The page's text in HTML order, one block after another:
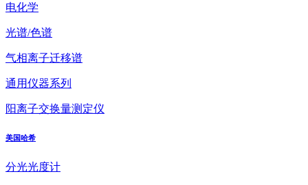
电化学
光谱/色谱
气相离子迁移谱
通用仪器系列
阳离子交换量测定仪
美国哈希
分光光度计